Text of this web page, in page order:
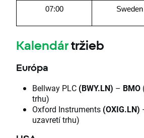
07:00 Sweden
Kalendártržieb
Európa
Bellway PLC (BWY.LN) – BMO
trhu)
Oxford Instruments (OXIG.LN)
uzavretí trhu)